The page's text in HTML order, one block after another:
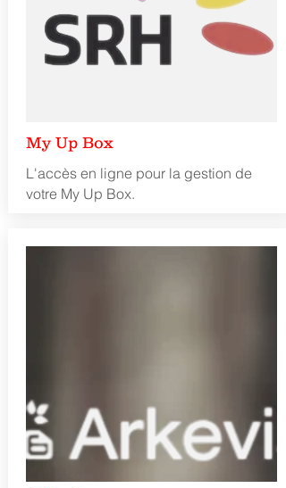
My Up Box
L'accès en ligne pour la gestion de
votre My Up Box.